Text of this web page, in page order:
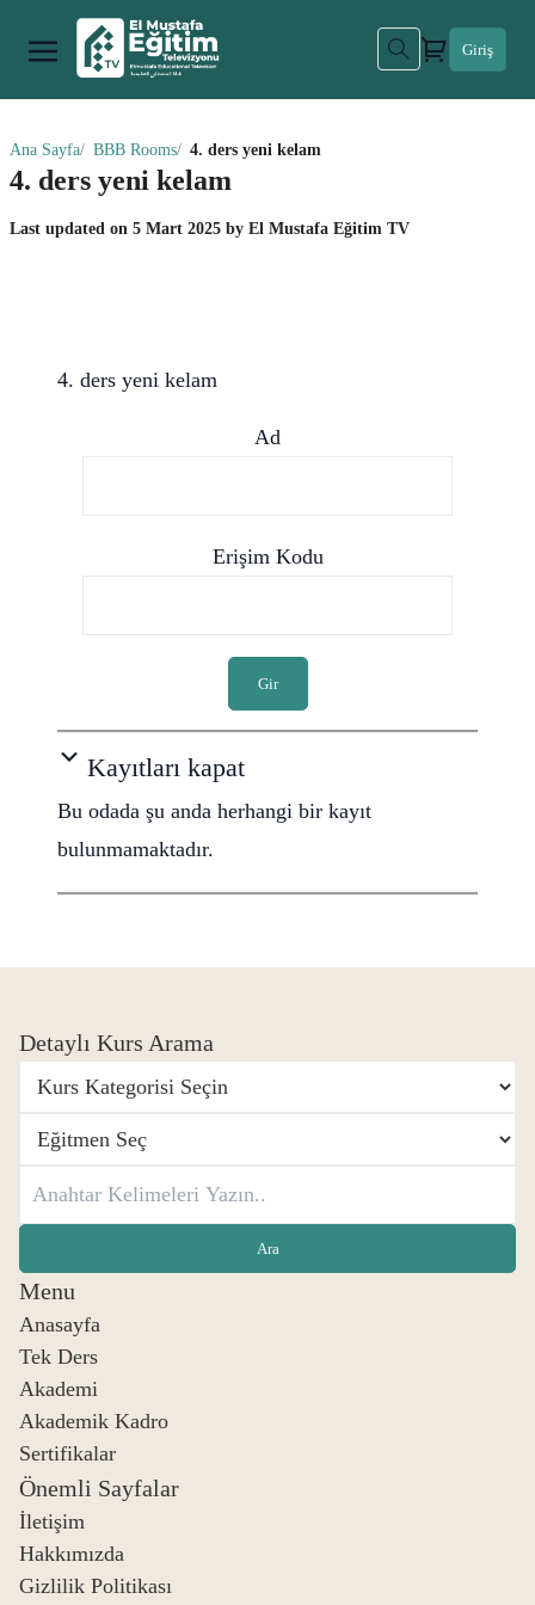
Giriş
Ana Sayfa BBB Rooms 4. ders yeni kelam
4. ders yeni kelam
Last updated on 5 Mart 2025 by El Mustafa Eğitim TV
4. ders yeni kelam
Ad
Erişim Kodu
Gir
Kayıtları kapat
Bu odada şu anda herhangi bir kayıt
bulunmamaktadır.
Detaylı Kurs Arama
Menu
Anasayfa
Tek Ders
Akademi
Akademik Kadro
Sertifikalar
Önemli Sayfalar
İletişim
Hakkımızda
Gizlilik Politikası